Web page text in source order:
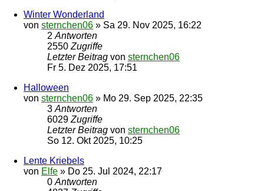
Winter Wonderland
von sternchen06 » Sa 29. Nov 2025, 16:22
2 Antworten
2550 Zugriffe
Letzter Beitrag von sternchen06
Fr 5. Dez 2025, 17:51
Halloween
von sternchen06 » Mo 29. Sep 2025, 22:35
3 Antworten
6029 Zugriffe
Letzter Beitrag von sternchen06
So 12. Okt 2025, 10:25
Lente Kriebels
von Elfe » Do 25. Jul 2024, 22:17
0 Antworten